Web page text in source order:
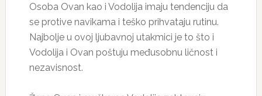
Osoba Ovan kao i Vodolija imaju tendenciju da
se protive navikama i teško prihvataju rutinu.
Najbolje u ovoj ljubavnoj utakmici je to što i
Vodolija i Ovan poštuju međusobnu ličnost i
nezavisnost.